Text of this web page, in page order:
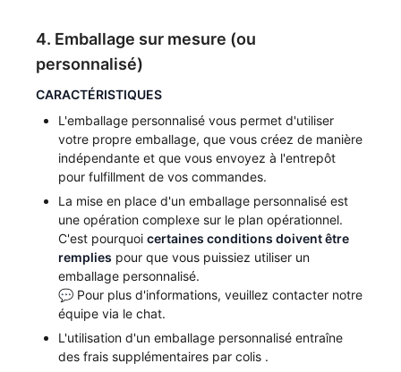
4. Emballage sur mesure (ou
personnalisé)
CARACTÉRISTIQUES
L'emballage personnalisé vous permet d'utiliser
votre propre emballage, que vous créez de manière
indépendante et que vous envoyez à l'entrepôt
pour fulfillment de vos commandes.
La mise en place d'un emballage personnalisé est
une opération complexe sur le plan opérationnel.
C'est pourquoicertaines conditions doivent être
remplies pour que vous puissiez utiliser un
emballage personnalisé.
💬 Pour plus d'informations, veuillez contacter notre
équipe via le chat.
L'utilisation d'un emballage personnalisé entraîne
des frais supplémentaires par colis .